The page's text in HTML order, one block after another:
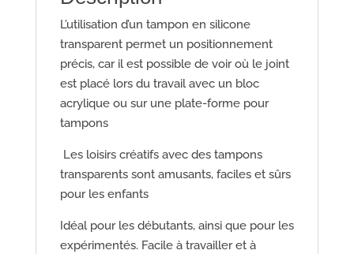
L’utilisation d’un tampon en silicone
transparent permet un positionnement
précis, car il est possible de voir où le joint
est placé lors du travail avec un bloc
acrylique ou sur une plate-forme pour
tampons
Les loisirs créatifs avec des tampons
transparents sont amusants, faciles et sûrs
pour les enfants
Idéal pour les débutants, ainsi que pour les
expérimentés. Facile à travailler et à